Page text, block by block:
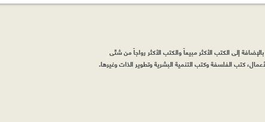
إلى الكتب الأكثر مبيعاً والكتب الأكثر رواجاً من شتّى
كتب الفلسفة وكتب التنمية البشرية وتطوير الذات وغيرها.